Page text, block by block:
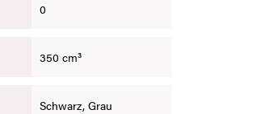
0
350 cm³
Schwarz, Grau